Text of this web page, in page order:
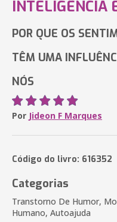
INTELIGÊNCIA
POR QUE OS
TÊM UMA
NÓS
Por Jideon F Marques
Código do livro: 616352
Categorias
Transtorno De Humor,
Humano, Autoajuda